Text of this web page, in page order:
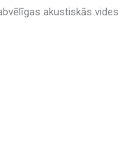
akustiskās vides